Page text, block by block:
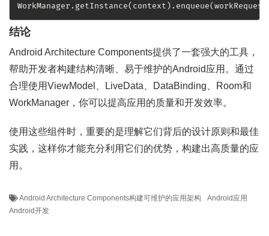
结论
Android Architecture Components提供了一套强大的工具，
帮助开发者构建结构清晰、易于维护的Android应用。通过
合理使用ViewModel、LiveData、DataBinding、Room和
WorkManager，你可以提高应用的质量和开发效率。
使用这些组件时，重要的是理解它们背后的设计原则和最佳
实践，这样你才能充分利用它们的优势，构建出高质量的应
用。
Android Architecture Components构建可维护的应用架构
Android应用
Android开发